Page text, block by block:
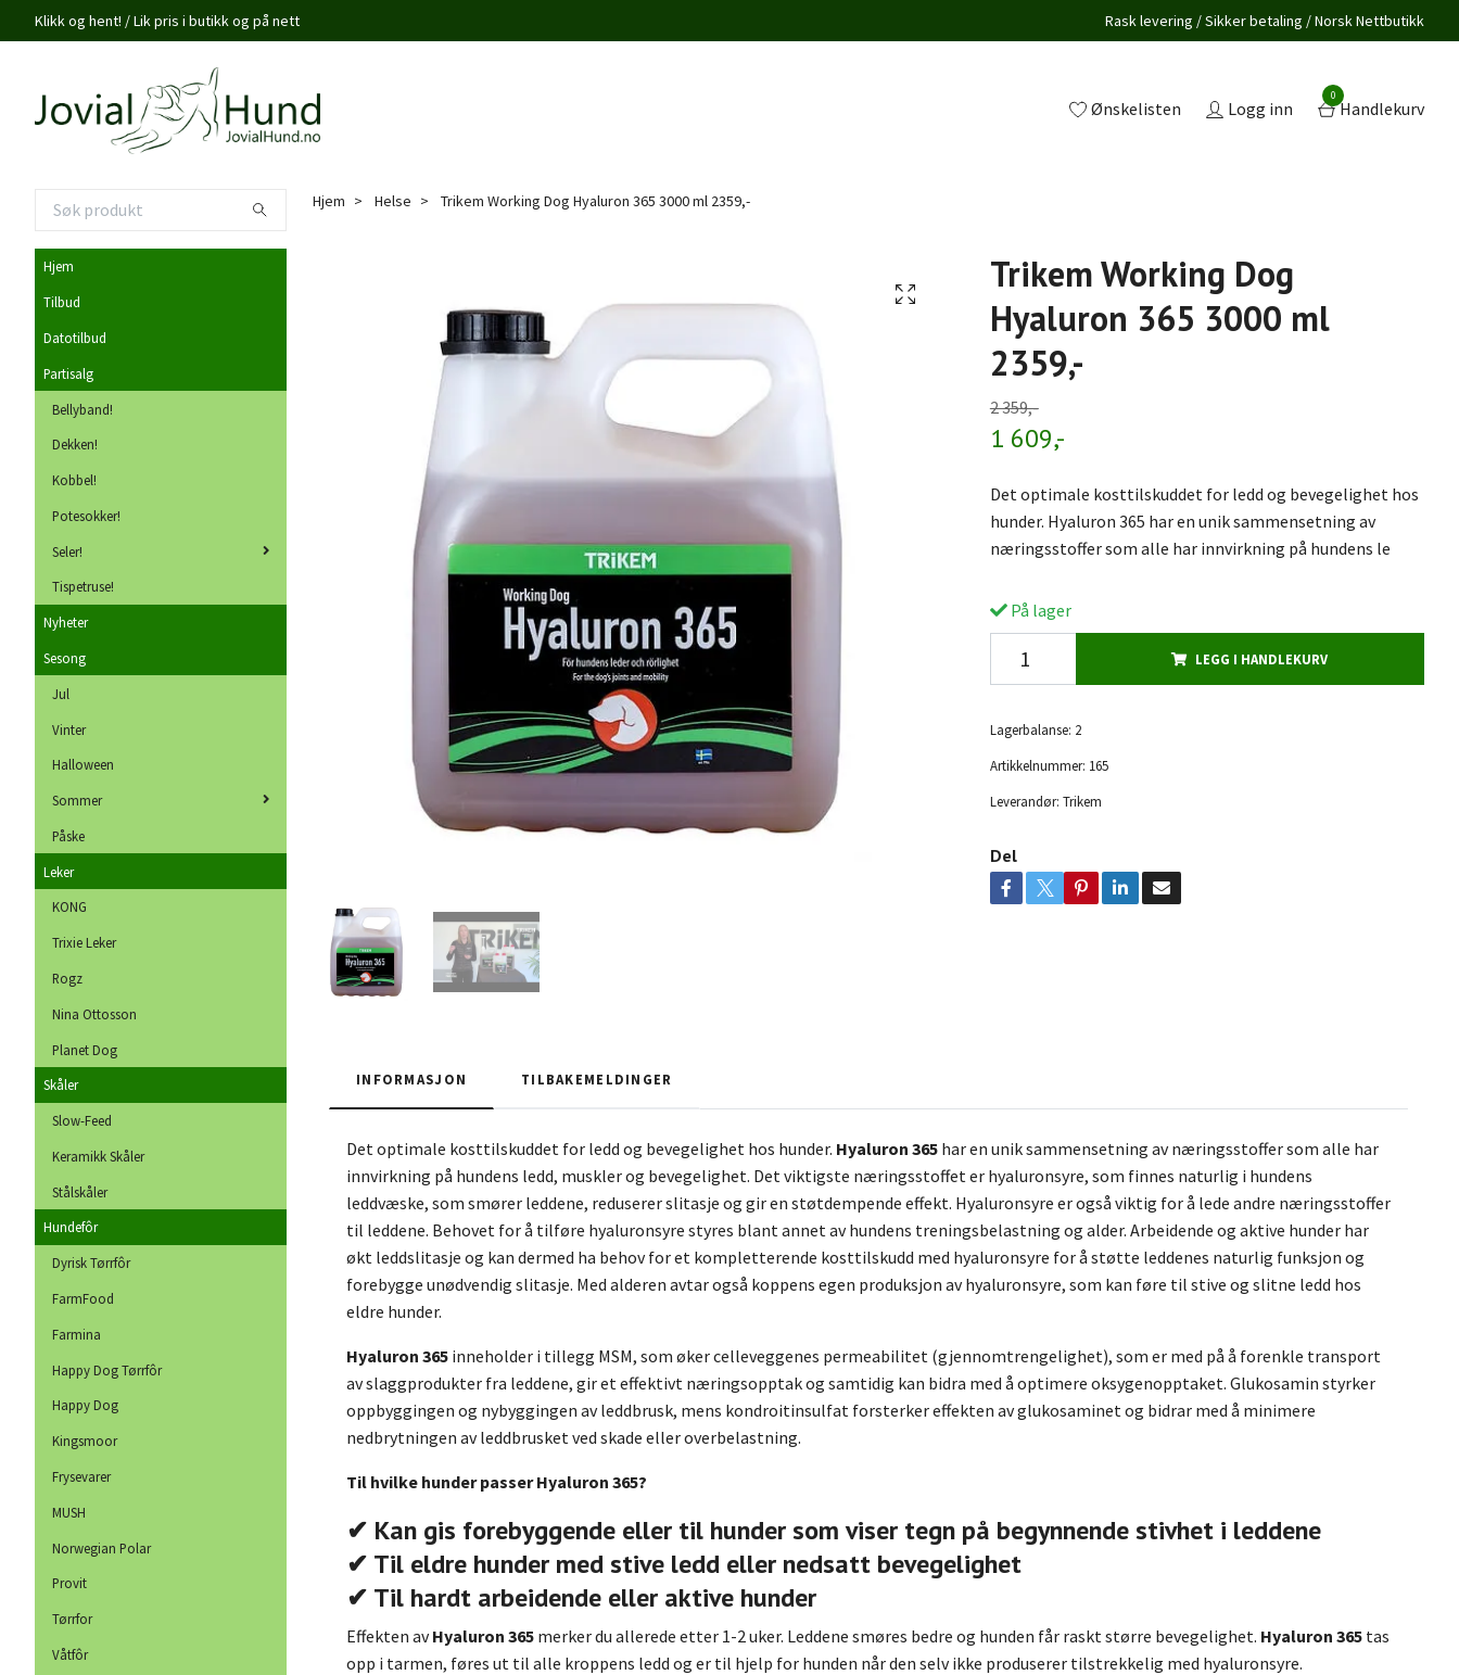
Klikk og hent! / Lik pris i butikk og på nett Rask levering / Sikker betaling / Norsk Nettbutikk
Ønskelisten Logg inn
0
Handlekurv
Hjem
Tilbud
Datotilbud
Partisalg
Bellyband!
Dekken!
Kobbel!
Potesokker!
Seler!
Tispetruse!
Nyheter
Sesong
Jul
Vinter
Halloween
Sommer
Påske
Leker
KONG
Trixie Leker
Rogz
Nina Ottosson
Planet Dog
Skåler
Slow-Feed
Keramikk Skåler
Stålskåler
Hundefôr
Dyrisk Tørrfôr
FarmFood
Farmina
Happy Dog Tørrfôr
Happy Dog
Kingsmoor
Frysevarer
MUSH
Norwegian Polar
Provit
Tørrfor
Våtfôr
Hjem Helse Trikem Working Dog Hyaluron 365 3000 ml 2359,-
Trikem Working Dog
Hyaluron 365 3000 ml
2359,-
2 359,-
1 609,-
Det optimale kosttilskuddet for ledd og bevegelighet hos
hunder. Hyaluron 365 har en unik sammensetning av
næringsstoffer som alle har innvirkning på hundens le
På lager
LEGG I HANDLEKURV
Lagerbalanse: 2
Artikkelnummer: 165
Leverandør: Trikem
Del
INFORMASJON TILBAKEMELDINGER
Det optimale kosttilskuddet for ledd og bevegelighet hos hunder. Hyaluron 365 har en unik sammensetning av næringsstoffer som alle har
innvirkning på hundens ledd, muskler og bevegelighet. Det viktigste næringsstoffet er hyaluronsyre, som finnes naturlig i hundens
leddvæske, som smører leddene, reduserer slitasje og gir en støtdempende effekt. Hyaluronsyre er også viktig for å lede andre næringsstoffer
til leddene. Behovet for å tilføre hyaluronsyre styres blant annet av hundens treningsbelastning og alder. Arbeidende og aktive hunder har
økt leddslitasje og kan dermed ha behov for et kompletterende kosttilskudd med hyaluronsyre for å støtte leddenes naturlig funksjon og
forebygge unødvendig slitasje. Med alderen avtar også koppens egen produksjon av hyaluronsyre, som kan føre til stive og slitne ledd hos
eldre hunder.
Hyaluron 365 inneholder i tillegg MSM, som øker celleveggenes permeabilitet (gjennomtrengelighet), som er med på å forenkle transport
av slaggprodukter fra leddene, gir et effektivt næringsopptak og samtidig kan bidra med å optimere oksygenopptaket. Glukosamin styrker
oppbyggingen og nybyggingen av leddbrusk, mens kondroitinsulfat forsterker effekten av glukosaminet og bidrar med å minimere
nedbrytningen av leddbrusket ved skade eller overbelastning.
Til hvilke hunder passer Hyaluron 365?
✔ Kan gis forebyggende eller til hunder som viser tegn på begynnende stivhet i leddene
✔ Til eldre hunder med stive ledd eller nedsatt bevegelighet
✔ Til hardt arbeidende eller aktive hunder
Effekten avHyaluron 365 merker du allerede etter 1-2 uker. Leddene smøres bedre og hunden får raskt større bevegelighet. Hyaluron 365 tas
opp i tarmen, føres ut til alle kroppens ledd og er til hjelp for hunden når den selv ikke produserer tilstrekkelig med hyaluronsyre.